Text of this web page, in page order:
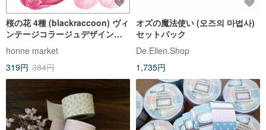
桜の花 4種 (blackraccoon) ヴィ
ンテージコラージュデザインペ
ーパーステッカー
honne market
319円 384円
オズの魔法使い (오즈의 마법사)
セットパック
De.Ellen.Shop
1,735円